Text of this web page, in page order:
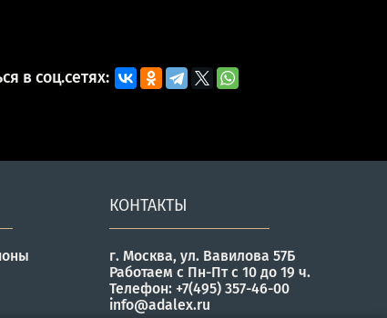
в соц.сетях:
КОНТАКТЫ
г. Москва, ул. Вавилова 57Б
Работаем с Пн-Пт с 10 до 19 ч.
Телефон: +7(495) 357-46-00
info@adalex.ru